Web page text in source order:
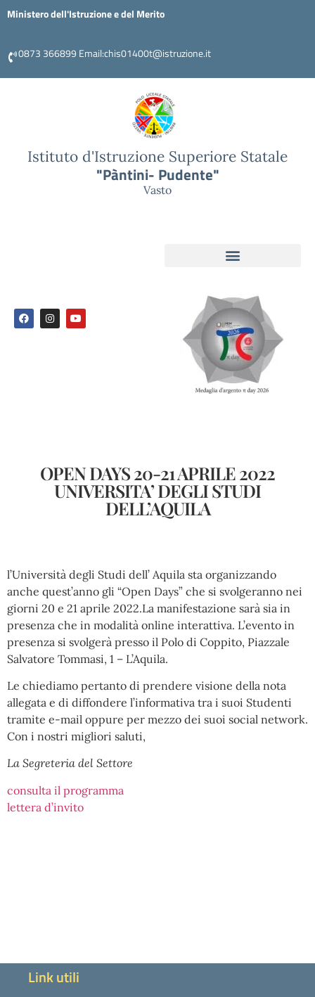
Ministero dell'Istruzione e del Merito
0873 366899 Email:chis01400t@istruzione.it
Istituto d'Istruzione Superiore Statale
"Pàntini- Pudente"
Vasto
OPEN DAYS 20-21 APRILE 2022
UNIVERSITA’ DEGLI STUDI
DELL’AQUILA
l’Università degli Studi dell’ Aquila sta organizzando
anche quest’anno gli “Open Days” che si svolgeranno nei
giorni 20 e 21 aprile 2022.La manifestazione sarà sia in
presenza che in modalità online interattiva. L’evento in
presenza si svolgerà presso il Polo di Coppito, Piazzale
Salvatore Tommasi, 1 – L’Aquila.
Le chiediamo pertanto di prendere visione della nota
allegata e di diffondere l’informativa tra i suoi Studenti
tramite e-mail oppure per mezzo dei suoi social network.
Con i nostri migliori saluti,
La Segreteria del Settore
consulta il programma
lettera d’invito
Link utili